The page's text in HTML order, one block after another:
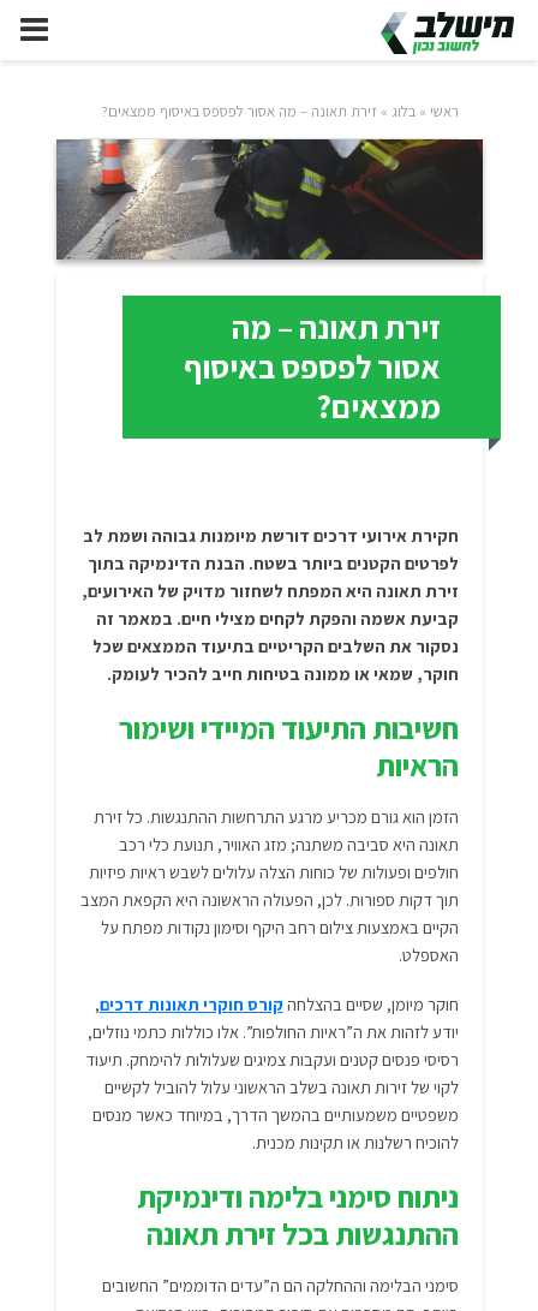
ראשי »בלוג » זירת תאונה – מה אסור לפספס באיסוף ממצאים?
זירת תאונה – מה
אסור לפספס באיסוף
ממצאים?
חקירת אירועי דרכים דורשת מיומנות גבוהה ושמת לב
לפרטים הקטנים ביותר בשטח. הבנת הדינמיקה בתוך
זירת תאונה היא המפתח לשחזור מדויק של האירועים,
קביעת אשמה והפקת לקחים מצילי חיים. במאמר זה
נסקור את השלבים הקריטיים בתיעוד הממצאים שכל
חוקר, שמאי או ממונה בטיחות חייב להכיר לעומק.
חשיבות התיעוד המיידי ושימור
הראיות
הזמן הוא גורם מכריע מרגע התרחשות ההתנגשות. כלזירת
תאונה היא סביבה משתנה; מזג האוויר, תנועת כלי רכב
חולפים ופעולות של כוחות הצלה עלולים לשבש ראיות פיזיות
תוך דקות ספורות. לכן, הפעולה הראשונה היא הקפאת המצב
הקיים באמצעות צילום רחב היקף וסימון נקודות מפתח על
האספלט.
חוקר מיומן, שסיים בהצלחה קורס חוקרי תאונות דרכים,
יודע לזהות את ה”ראיות החולפות”. אלו כוללות כתמי נוזלים,
רסיסי פנסים קטנים ועקבות צמיגים שעלולות להימחק. תיעוד
לקוי של זירות תאונה בשלב הראשוני עלול להוביל לקשיים
משפטיים משמעותיים בהמשך הדרך, במיוחד כאשר מנסים
להוכיח רשלנות או תקינות מכנית.
ניתוח סימני בלימה ודינמיקת
ההתנגשות בכל זירת תאונה
סימני הבלימה וההחלקה הם ה”עדים הדוממים” החשובים